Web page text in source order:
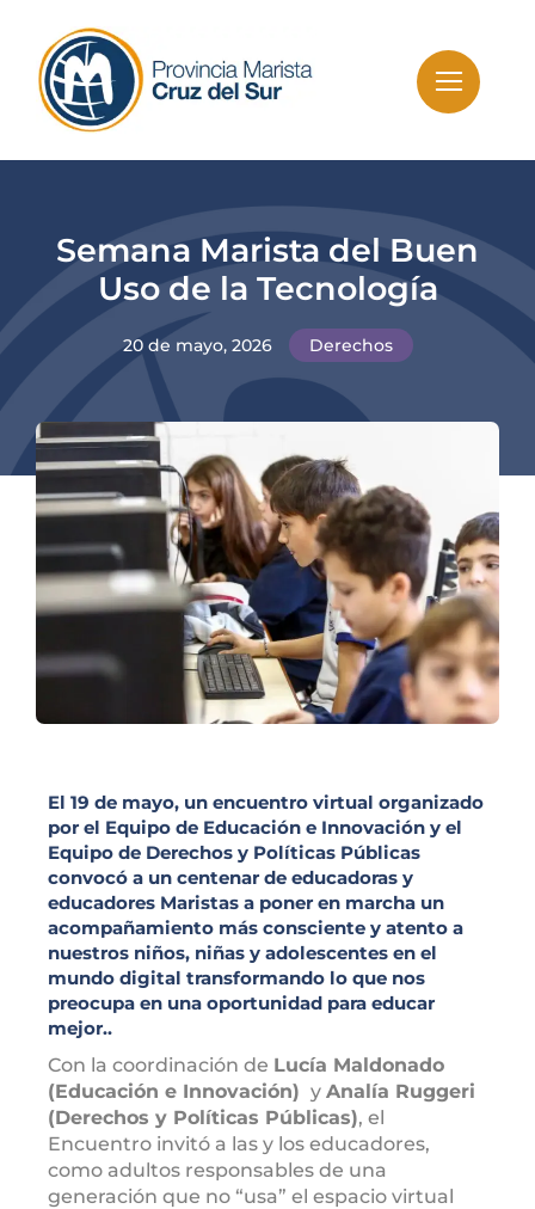
content
Semana Marista del Buen
Uso de la Tecnología
20 de mayo, 2026 Derechos
El 19 de mayo, un encuentro virtual organizado
por el Equipo de Educación e Innovación y el
Equipo de Derechos y Políticas Públicas
convocó a un centenar de educadoras y
educadores Maristas a poner en marcha un
acompañamiento más consciente y atento a
nuestros niños, niñas y adolescentes en el
mundo digital transformando lo que nos
preocupa en una oportunidad para educar
mejor..
Con la coordinación de Lucía Maldonado
(Educación e Innovación) y Analía Ruggeri
(Derechos y Políticas Públicas), el
Encuentro invitó a las y los educadores,
como adultos responsables de una
generación que no “usa” el espacio virtual